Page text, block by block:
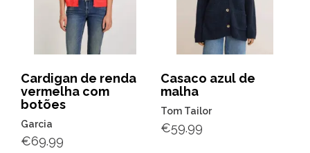
Cardigan de renda
vermelha com
botões
Garcia
€69.99
Casaco azul de
malha
Tom Tailor
€59.99